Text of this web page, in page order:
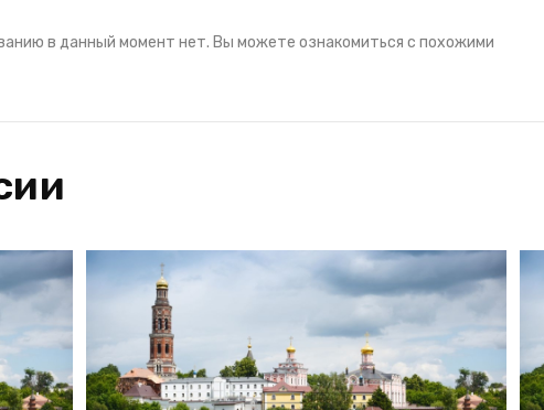
в данный момент нет. Вы можете ознакомиться с похожими